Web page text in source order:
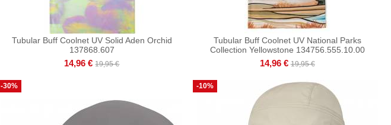
Tubular Buff Coolnet UV Solid Aden Orchid
137868.607
14,96 € 19,95 €
Tubular Buff Coolnet UV National Parks
Collection Yellowstone 134756.555.10.00
14,96 € 19,95 €
-30% -10%